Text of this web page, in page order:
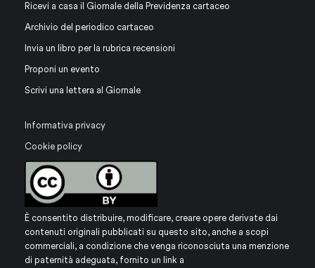
Ricevi a casa il Giornale della Previdenza cartaceo
Archivio del periodico cartaceo
Invia un libro per la rubrica recensioni
Proponi un evento
Scrivi una lettera al Giornale
Informativa privacy
Cookie policy
È consentito distribuire, modificare, creare opere derivate dai
contenuti originali pubblicati su questo sito, anche a scopi
commerciali, a condizione che venga riconosciuta una menzione
di paternità adeguata, fornito un link a